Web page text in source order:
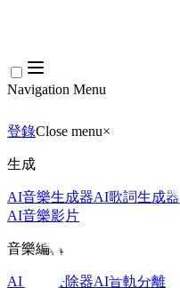
Navigation Menu
登錄Close menu×
生成
AI音樂生成器AI歌詞生成器
AI音樂影片
音樂編輯
AI人聲去除器AI音軌分離